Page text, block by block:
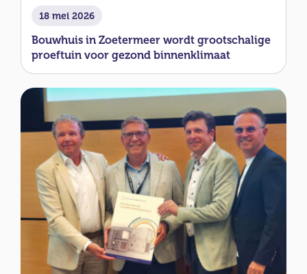
18 mei 2026
Bouwhuis in Zoetermeer wordt grootschalige
proeftuin voor gezond binnenklimaat